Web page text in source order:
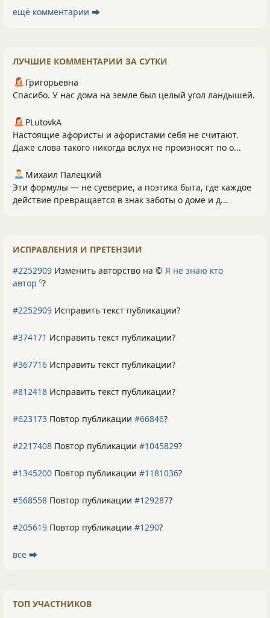
ещё комментарии ⮕
ЛУЧШИЕ КОММЕНТАРИИ ЗА СУТКИ
Григорьевна
Спасибо. У нас дома на земле был целый угол ландышей.
PLutоvkА
Настоящие афористы и афористами себя не считают.
Даже слова такого никогда вслух не произносят по о...
Михаил Палецкий
Эти формулы — не суеверие, а поэтика быта, где каждое
действие превращается в знак заботы о доме и д...
ИСПРАВЛЕНИЯ И ПРЕТЕНЗИИ
#2252909 Изменить авторство на © Я не знаю кто
автор 0?
#2252909 Исправить текст публикации?
#374171 Исправить текст публикации?
#367716 Исправить текст публикации?
#812418 Исправить текст публикации?
#623173 Повтор публикации #66846?
#2217408 Повтор публикации #1045829?
#1345200 Повтор публикации #1181036?
#568558 Повтор публикации #129287?
#205619 Повтор публикации #1290?
все ⮕
ТОП УЧАСТНИКОВ